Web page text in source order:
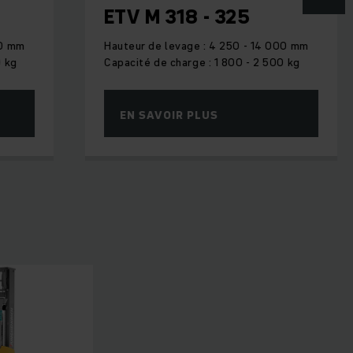
des allées de
rétractable
qui en
atteignent
et de poussée
» à «
en
mm
kg
ETV M 318 - 325
Hauteur de levage : 4 250 - 14 000 mm
Capacité de charge : 1 800 - 2 500 kg
EN SAVOIR PLUS